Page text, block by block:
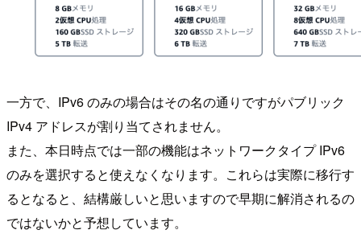
一方で、IPv6 のみの場合はその名の通りですがパブリック
IPv4 アドレスが割り当てされません。
また、本日時点では一部の機能はネットワークタイプ IPv6
のみを選択すると使えなくなります。これらは実際に移行す
るとなると、結構厳しいと思いますので早期に解消されるの
ではないかと予想しています。